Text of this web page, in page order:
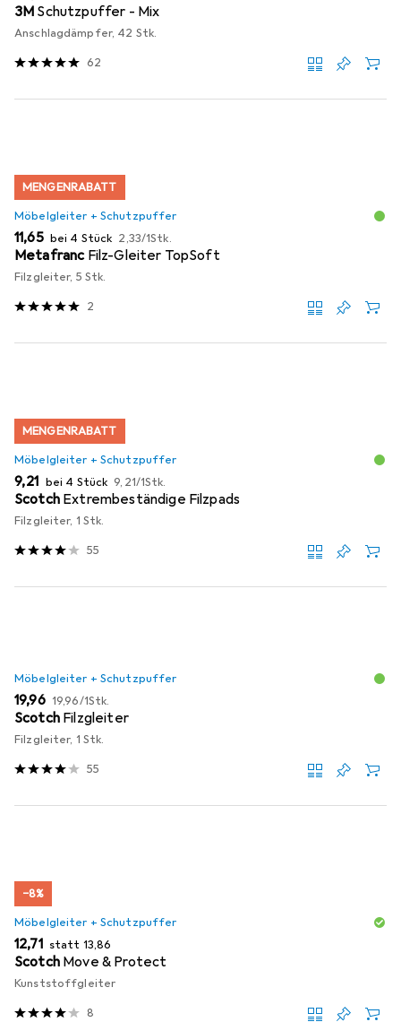
3M Schutzpuffer - Mix
Anschlagdämpfer, 42 Stk.
62
MENGENRABATT
Möbelgleiter + Schutzpuffer
EUR
11,65 bei 4 Stück EUR
2,33/1Stk.
Metafranc Filz-Gleiter TopSoft
Filzgleiter, 5 Stk.
2
MENGENRABATT
Möbelgleiter + Schutzpuffer
EUR
9,21 bei 4 Stück EUR
9,21/1Stk.
Scotch Extrembeständige Filzpads
Filzgleiter, 1 Stk.
55
Möbelgleiter + Schutzpuffer
EUR
19,96 EUR
19,96/1Stk.
Scotch Filzgleiter
Filzgleiter, 1 Stk.
55
−8%
Möbelgleiter + Schutzpuffer
EUR
12,71 statt EUR
13,86
Scotch Move & Protect
Kunststoffgleiter
8